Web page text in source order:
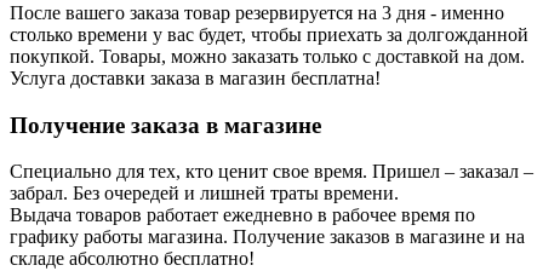
После вашего заказа товар резервируется на 3 дня - именно
столько времени у вас будет, чтобы приехать за долгожданной
покупкой. Товары, можно заказать только с доставкой на дом.
Услуга доставки заказа в магазин бесплатна!
Получение заказа в магазине
Специально для тех, кто ценит свое время. Пришел – заказал –
забрал. Без очередей и лишней траты времени.
Выдача товаров работает ежедневно в рабочее время по
графику работы магазина. Получение заказов в магазине и на
складе абсолютно бесплатно!